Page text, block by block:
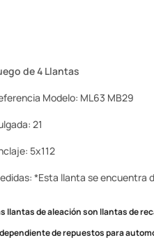
de 4 Llantas
Modelo: ML63 MB29
21
5x112
*Esta llanta se encuentra
llantas de aleación son llantas de
de repuestos para